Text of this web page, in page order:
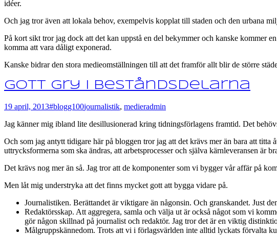
idéer.
Och jag tror även att lokala behov, exempelvis kopplat till staden och den urbana
På kort sikt tror jag dock att det kan uppstå en del bekymmer och kanske kommer
komma att vara dåligt exponerad.
Kanske bidrar den stora medieomställningen till att det framför allt blir de större
Gott gry i beståndsdelarna
19 april, 2013#blogg100journalistik, medieradmin
Jag känner mig ibland lite desillusionerad kring tidningsförlagens framtid. Det
Och som jag antytt tidigare här på bloggen tror jag att det krävs mer än bara att
uttrycksformerna som ska ändras, att arbetsprocesser och själva kärnleveransen är
Det krävs nog mer än så. Jag tror att de komponenter som vi bygger vår affär på
Men låt mig understryka att det finns mycket gott att bygga vidare på.
Journalistiken. Berättandet är viktigare än någonsin. Och granskandet. Just
Redaktörsskap. Att aggregera, samla och välja ut är också något som vi
gör någon skillnad på journalist och redaktör. Jag tror det är en viktig
Målgruppskännedom. Trots att vi i förlagsvärlden inte alltid lyckats förvalta